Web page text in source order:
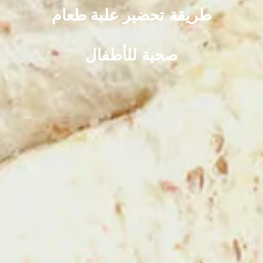
طريقة تحضير علبة طعام
صحية للأطفال